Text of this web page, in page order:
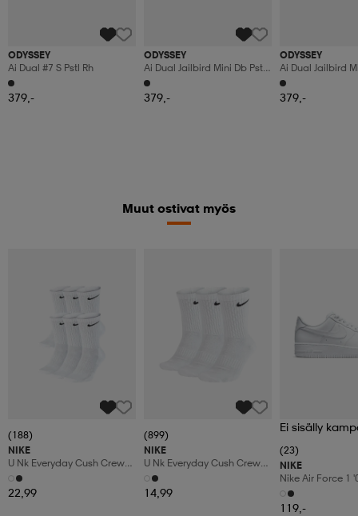
ODYSSEY
Ai Dual #7 S Pstl Rh
379,-
ODYSSEY
Ai Dual Jailbird Mini Db Pstl
Lh
379,-
ODYSSEY
Ai Dual Jailbird
Rh
379,-
Muut ostivat myös
(188)
NIKE
U Nk Everyday Cush Crew
6pr-Bd
22,99
(899)
NIKE
U Nk Everyday Cush Crew
3pr
14,99
Ei sisälly
(23)
NIKE
Nike Air Force 1
Shoes
119,-